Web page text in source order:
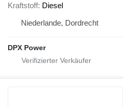
Kraftstoff Diesel
Niederlande, Dordrecht
DPX Power